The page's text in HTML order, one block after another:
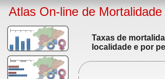
Atlas On-line de Mortalidade
Taxas de
localidade e por